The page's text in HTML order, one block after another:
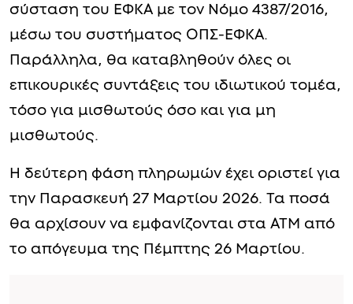
σύσταση του ΕΦΚΑ με τον Νόμο 4387/2016,
μέσω του συστήματος ΟΠΣ-ΕΦΚΑ.
Παράλληλα, θα καταβληθούν όλες οι
επικουρικές συντάξεις του ιδιωτικού τομέα,
τόσο για μισθωτούς όσο και για μη
μισθωτούς.
Η δεύτερη φάση πληρωμών έχει οριστεί για
την Παρασκευή 27 Μαρτίου 2026. Τα ποσά
θα αρχίσουν να εμφανίζονται στα ΑΤΜ από
το απόγευμα της Πέμπτης 26 Μαρτίου.